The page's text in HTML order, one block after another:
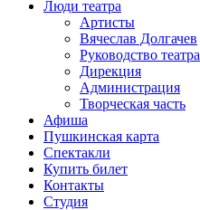
Люди театра
Артисты
Вячеслав Долгачев
Руководство театра
Дирекция
Администрация
Творческая часть
Афиша
Пушкинская карта
Спектакли
Купить билет
Контакты
Студия